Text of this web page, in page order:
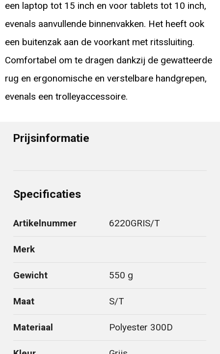
een laptop tot 15 inch en voor tablets tot 10 inch,
evenals aanvullende binnenvakken. Het heeft ook
een buitenzak aan de voorkant met ritssluiting.
Comfortabel om te dragen dankzij de gewatteerde
rug en ergonomische en verstelbare handgrepen,
evenals een trolleyaccessoire.
Prijsinformatie
Specificaties
Artikelnummer 6220GRIS/T
Merk
Gewicht 550 g
Maat S/T
Materiaal Polyester 300D